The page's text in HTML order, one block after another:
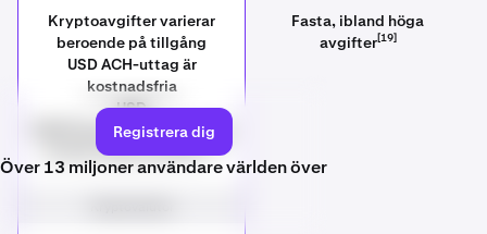
Kryptoavgifter varierar
beroende på tillgång
USD ACH-uttag är
kostnadsfria
USD
SWIFT/banköverföringar har
en fast avgift på 45 $.
Fasta, ibland höga
avgifter[19]
Registrera dig
Över 13 miljoner användare världen över